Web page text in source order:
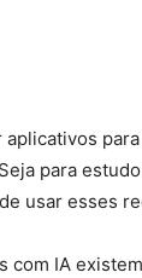
para
usar esses
com IA